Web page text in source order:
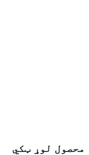
محصول لوړ ټکي